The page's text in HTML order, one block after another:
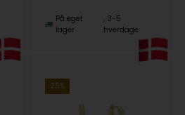
På eget
lager
3-5
hverdage
25%